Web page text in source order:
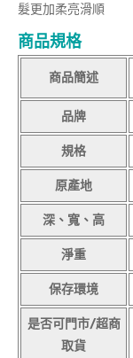
髮更加柔亮滑順
商品規格
商品簡述
品牌
規格
原產地
深、寬、高
淨重
保存環境
是否可門市/超商
取貨